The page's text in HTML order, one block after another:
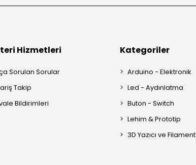
Hizmetleri
Sorulan Sorular
Takip
Bildirimleri
Kategoriler
Arduino - Elektronik
Led - Aydınlatma
Buton - Switch
Lehim & Prototip
3D Yazıcı ve Filament